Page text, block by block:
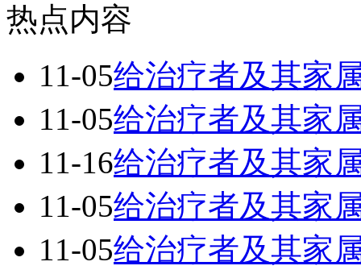
热点内容
11-05给治疗者及其家
11-05给治疗者及其家
11-16给治疗者及其家
11-05给治疗者及其家
11-05给治疗者及其家